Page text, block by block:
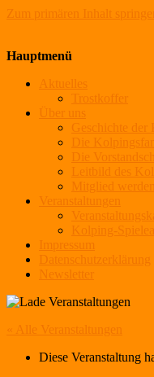
Zum primären Inhalt springen
Hauptmenü
Aktuelles
Trostkoffer
Über uns
Geschichte der
Die
Die
Leitbild des
Mitglied werden
Veranstaltungen
Kolping-
Impressum
Datenschutzerklärung
Newsletter
« Alle Veranstaltungen
Diese Veranstaltung